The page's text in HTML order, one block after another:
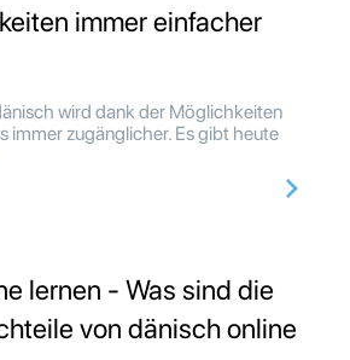
immer einfacher
wird dank der Möglichkeiten
immer zugänglicher. Es gibt heute
lernen - Was sind die
von dänisch online